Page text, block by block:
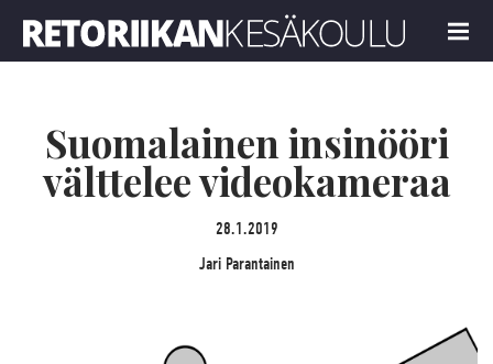
MENU
Suomalainen insinööri
välttelee videokameraa
28.1.2019
Jari Parantainen